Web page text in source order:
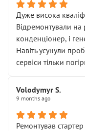
Дуже висока
Відремонтували на
конденціонер, і
Навіть усунули
сервіси тільки
Volodymyr S.
9 months ago
Ремонтував